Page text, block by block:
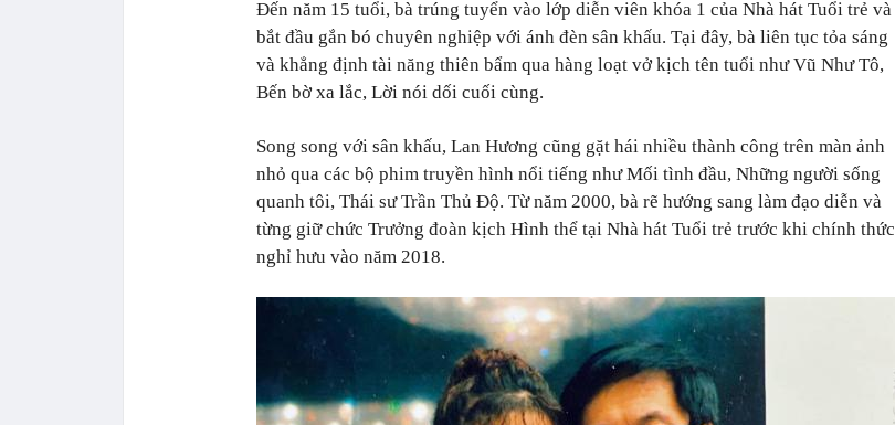
Đến năm 15 tuổi, bà trúng tuyển vào lớp diễn viên khóa 1 của Nhà hát Tuổi trẻ và
bắt đầu gắn bó chuyên nghiệp với ánh đèn sân khấu. Tại đây, bà liên tục tỏa sáng
và khẳng định tài năng thiên bẩm qua hàng loạt vở kịch tên tuổi như Vũ Như Tô,
Bến bờ xa lắc, Lời nói dối cuối cùng.
Song song với sân khấu, Lan Hương cũng gặt hái nhiều thành công trên màn ảnh
nhỏ qua các bộ phim truyền hình nổi tiếng như Mối tình đầu, Những người sống
quanh tôi, Thái sư Trần Thủ Độ. Từ năm 2000, bà rẽ hướng sang làm đạo diễn và
từng giữ chức Trưởng đoàn kịch Hình thể tại Nhà hát Tuổi trẻ trước khi chính thức
nghỉ hưu vào năm 2018.